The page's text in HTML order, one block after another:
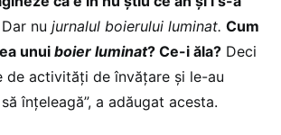
nu jurnalul boierului luminat. Cum
unui boier luminat? Ce-i ăla? Deci
de activități de învățare și le-au
înțeleagă”, a adăugat acesta.